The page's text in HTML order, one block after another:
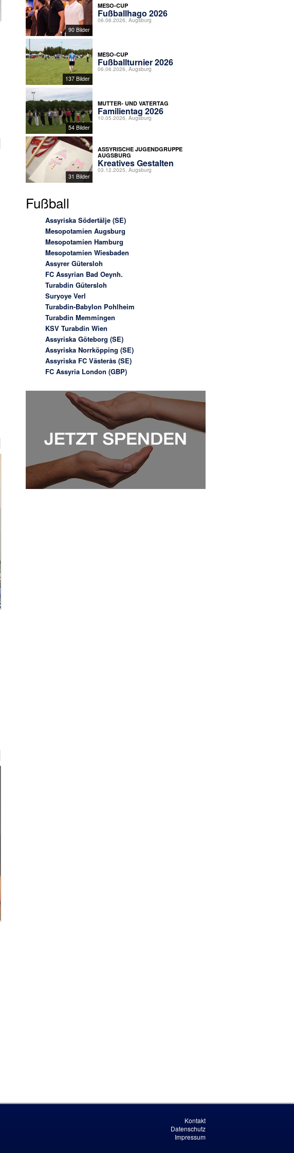
90 Bilder
MESO-CUP
Fußballhago 2026
06.06.2026, Augsburg
137 Bilder
MESO-CUP
Fußballturnier 2026
06.06.2026, Augsburg
54 Bilder
MUTTER- UND VATERTAG
Familientag 2026
10.05.2026, Augsburg
31 Bilder
ASSYRISCHE JUGENDGRUPPE
AUGSBURG
Kreatives Gestalten
03.12.2025, Augsburg
Fußball
Assyriska Södertälje (SE)
Mesopotamien Augsburg
Mesopotamien Hamburg
Mesopotamien Wiesbaden
Assyrer Gütersloh
FC Assyrian Bad Oeynh.
Turabdin Gütersloh
Suryoye Verl
Turabdin-Babylon Pohlheim
Turabdin Memmingen
KSV Turabdin Wien
Assyriska Göteborg (SE)
Assyriska Norrköpping (SE)
Assyriska FC Västerås (SE)
FC Assyria London (GBP)
Kontakt
Datenschutz
Impressum